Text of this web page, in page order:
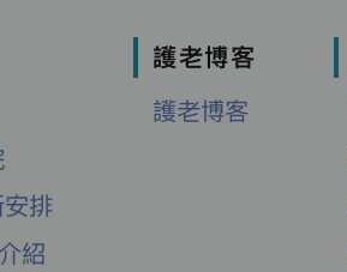
排
紹
護老博客
護老博客